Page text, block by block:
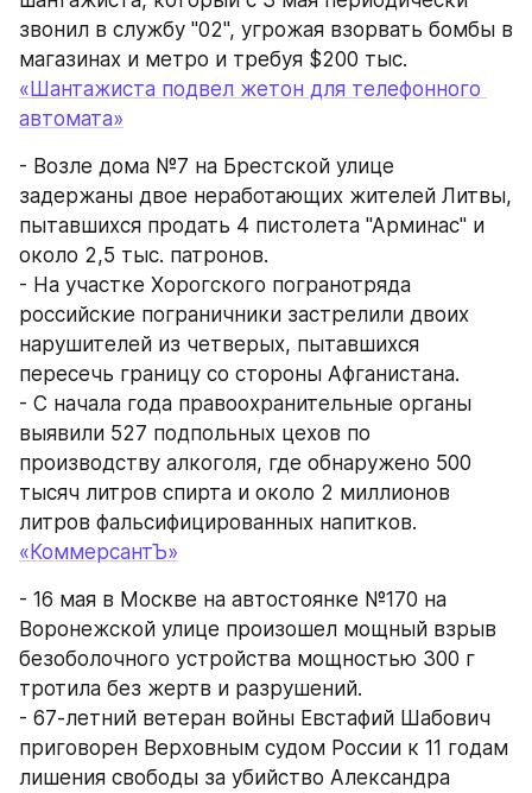
звонил в службу "02", угрожая взорвать бомбы в
магазинах и метро и требуя $200 тыс.
«Шантажиста подвел жетон для телефонного
автомата»
- Возле дома №7 на Брестской улице
задержаны двое неработающих жителей Литвы,
пытавшихся продать 4 пистолета "Арминас" и
около 2,5 тыс. патронов.
- На участке Хорогского погранотряда
российские пограничники застрелили двоих
нарушителей из четверых, пытавшихся
пересечь границу со стороны Афганистана.
- С начала года правоохранительные органы
выявили 527 подпольных цехов по
производству алкоголя, где обнаружено 500
тысяч литров спирта и около 2 миллионов
литров фальсифицированных напитков.
«КоммерсантЪ»
- 16 мая в Москве на автостоянке №170 на
Воронежской улице произошел мощный взрыв
безоболочного устройства мощностью 300 г
тротила без жертв и разрушений.
- 67-летний ветеран войны Евстафий Шабович
приговорен Верховным судом России к 11 годам
лишения свободы за убийство Александра